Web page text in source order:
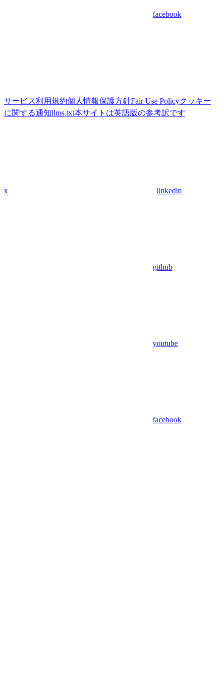
facebook
サービス利用規約個人情報保護方針Fair Use Policyクッキー
に関する通知llms.txt本サイトは英語版の参考訳です
x linkedin
github
youtube
facebook